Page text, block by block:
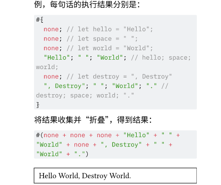
例， 每句话的执行结果分别是：
#{
none ;
// let hello = "Hello";
none ;
// let space = " ";
none ;
// let world = "World";
"Hello" ; " " ; "World" ;
// hello; space;
world;
none ;
// let destroy = ", Destroy"
", Destroy"; " " ; "World" ; "."
//
destroy; space; world; "."
}
将结果收集并 “折叠”，得到结果：
#( none + none + none + "Hello" + " "
+
"World"
+ none + ", Destroy" + " "
+
"World"
+ "." )
Hello World, Destroy World.